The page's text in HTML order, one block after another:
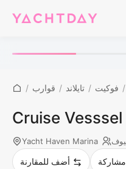
/ قوارب / تايلاند / فوكيت /
Cruise Vesssel
Yacht Haven Marina
أضف للمقارنة مشاركة